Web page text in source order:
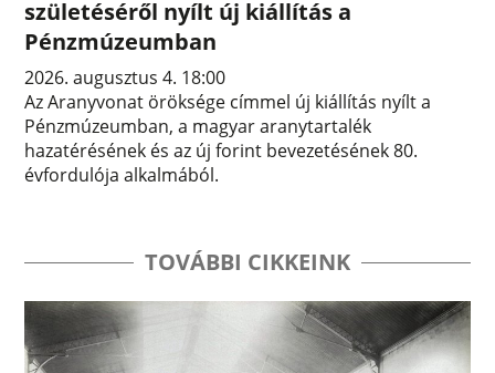
születéséről nyílt új kiállítás a
Pénzmúzeumban
2026. augusztus 4. 18:00
Az Aranyvonat öröksége címmel új kiállítás nyílt a
Pénzmúzeumban, a magyar aranytartalék
hazatérésének és az új forint bevezetésének 80.
évfordulója alkalmából.
TOVÁBBI CIKKEINK